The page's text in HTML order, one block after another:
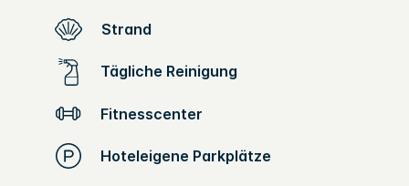
Strand
Tägliche Reinigung
Fitnesscenter
Hoteleigene Parkplätze